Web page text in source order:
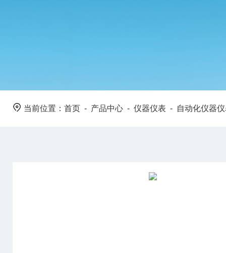
当前位置： 首页 - 产品中心 - 仪器仪表 - 自动化仪器